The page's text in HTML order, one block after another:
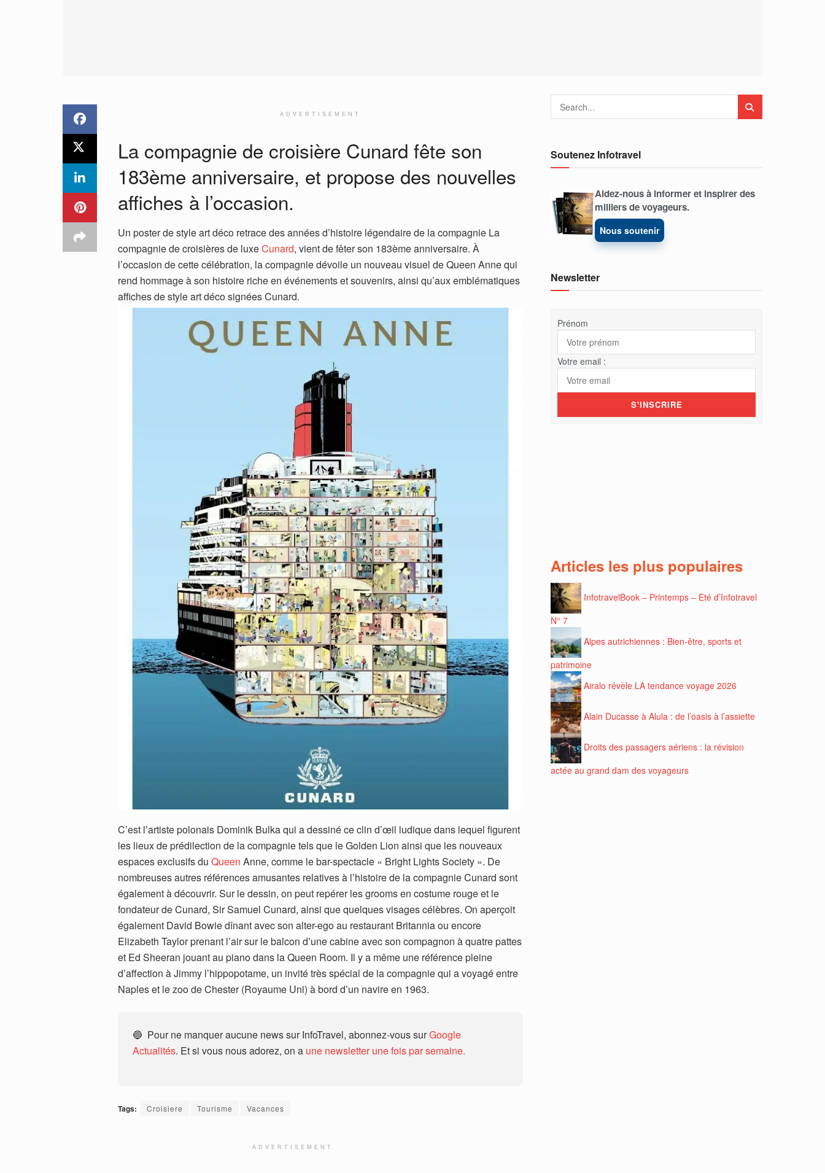
ADVERTISEMENT
La compagnie de croisière Cunard fête son
183ème anniversaire, et propose des nouvelles
affiches à l’occasion.
Un poster de style art déco retrace des années d’histoire légendaire de la compagnie La
compagnie de croisières de luxeCunard, vient de fêter son 183ème anniversaire. À
l’occasion de cette célébration, la compagnie dévoile un nouveau visuel de Queen Anne qui
rend hommage à son histoire riche en événements et souvenirs, ainsi qu’aux emblématiques
affiches de style art déco signées Cunard.
C’est l’artiste polonais Dominik Bulka qui a dessiné ce clin d’œil ludique dans lequel figurent
les lieux de prédilection de la compagnie tels que le Golden Lion ainsi que les nouveaux
espaces exclusifs du Queen Anne, comme le bar-spectacle « Bright Lights Society ». De
nombreuses autres références amusantes relatives à l’histoire de la compagnie Cunard sont
également à découvrir. Sur le dessin, on peut repérer les grooms en costume rouge et le
fondateur de Cunard, Sir Samuel Cunard, ainsi que quelques visages célèbres. On aperçoit
également David Bowie dînant avec son alter-ego au restaurant Britannia ou encore
Elizabeth Taylor prenant l’air sur le balcon d’une cabine avec son compagnon à quatre pattes
et Ed Sheeran jouant au piano dans la Queen Room. Il y a même une référence pleine
d’affection à Jimmy l’hippopotame, un invité très spécial de la compagnie qui a voyagé entre
Naples et le zoo de Chester (Royaume Uni) à bord d’un navire en 1963.
🔵 Pour ne manquer aucune news sur InfoTravel, abonnez-vous surGoogle
Actualités. Et si vous nous adorez, on a une newsletter une fois par semaine.
Tags: Croisiere Tourisme Vacances
ADVERTISEMENT
Soutenez Infotravel
Aidez-nous à informer et inspirer des
milliers de voyageurs.
Nous soutenir
Newsletter
Prénom
Votre email :
Articles les plus populaires
InfotravelBook – Printemps – Eté d’Infotravel
N° 7
Alpes autrichiennes : Bien-être, sports et
patrimoine
Airalo révèle LA tendance voyage 2026
Alain Ducasse à Alula : de l’oasis à l’assiette
Droits des passagers aériens : la révision
actée au grand dam des voyageurs